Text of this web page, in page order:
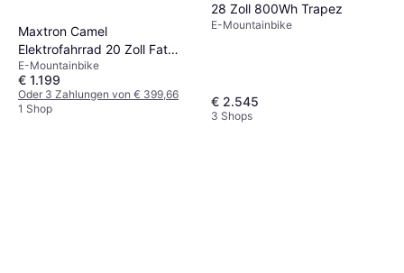
Maxtron Camel
Elektrofahrrad 20 Zoll Fat
Tyre
E-Mountainbike
€ 1.199
Oder 3 Zahlungen von € 399,66
1 Shop
28 Zoll 800Wh Trapez
E-Mountainbike
€ 2.545
3 Shops